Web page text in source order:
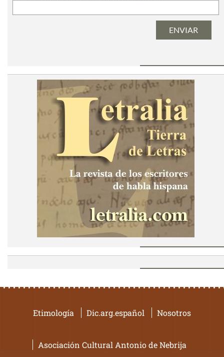
Etimología Dic.arg.español Nosotros
Asociación Cultural Antonio de Nebrija